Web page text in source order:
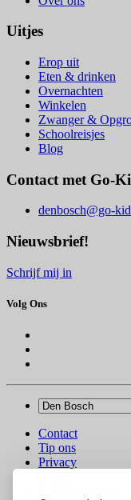
Uitjes
Erop uit
Eten & drinken
Overnachten
Winkelen
Zwanger &
Schoolreisjes
Blog
Contact met Go-
denbosch@go-
Nieuwsbrief!
Schrijf mij in
Volg Ons
Contact
Tip ons
Privacy